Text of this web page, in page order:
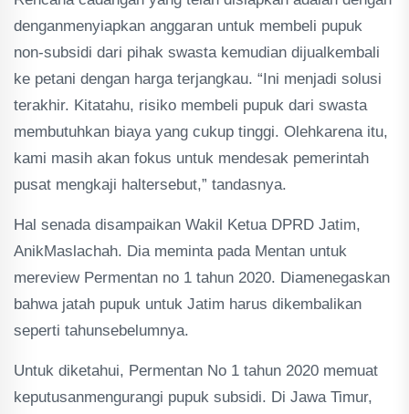
denganmenyiapkan anggaran untuk membeli pupuk
non-subsidi dari pihak swasta kemudian dijualkembali
ke petani dengan harga terjangkau. “Ini menjadi solusi
terakhir. Kitatahu, risiko membeli pupuk dari swasta
membutuhkan biaya yang cukup tinggi. Olehkarena itu,
kami masih akan fokus untuk mendesak pemerintah
pusat mengkaji haltersebut,” tandasnya.
Hal senada disampaikan Wakil Ketua DPRD Jatim,
AnikMaslachah. Dia meminta pada Mentan untuk
mereview Permentan no 1 tahun 2020. Diamenegaskan
bahwa jatah pupuk untuk Jatim harus dikembalikan
seperti tahunsebelumnya.
Untuk diketahui, Permentan No 1 tahun 2020 memuat
keputusanmengurangi pupuk subsidi. Di Jawa Timur,